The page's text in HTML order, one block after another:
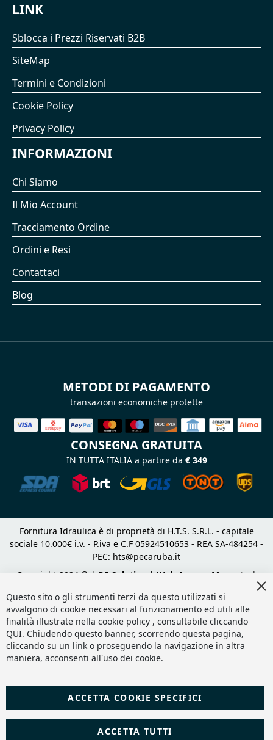
LINK
Sblocca i Prezzi Riservati B2B
SiteMap
Termini e Condizioni
Cookie Policy
Privacy Policy
INFORMAZIONI
Chi Siamo
Il Mio Account
Tracciamento Ordine
Ordini e Resi
Contattaci
Blog
METODI DI PAGAMENTO
transazioni economiche protette
CONSEGNA GRATUITA
IN TUTTA ITALIA a partire da € 349
Fornitura Idraulica è di proprietà di H.T.S. S.R.L. - capitale
sociale 10.000€ i.v. - P.iva e C.F 05924510653 - REA SA-484254 -
PEC: hts@pecaruba.it
Copyright 2024 © | DF Solution | Web Agency Magento
|
Questo sito o gli strumenti terzi da questo utilizzati si
avvalgono di cookie necessari al funzionamento ed utili alle
finalità illustrate nella cookie policy , consultabile cliccando
QUI. Chiudendo questo banner, scorrendo questa pagina,
cliccando su un link o proseguendo la navigazione in altra
maniera, acconsenti all'uso dei cookie.
ACCETTA TUTTI
ACCETTA COOKIE SPECIFICI